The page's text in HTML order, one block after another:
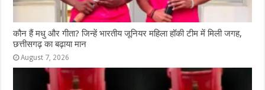
कौन हैं मधु और गीता? जिन्हें भारतीय जूनियर महिला हॉकी टीम में मिली जगह,
छत्तीसगढ़ का बढ़ाया मान
August 7, 2026